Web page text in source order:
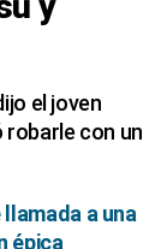
el joven
con un
a una
épica